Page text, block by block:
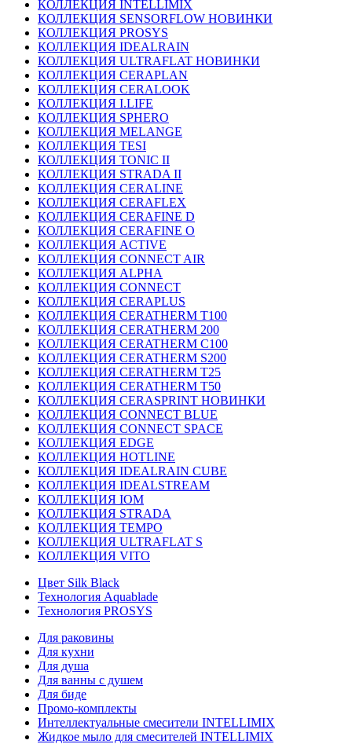
КОЛЛЕКЦИЯ INTELLIMIX
КОЛЛЕКЦИЯ SENSORFLOW НОВИНКИ
КОЛЛЕКЦИЯ PROSYS
КОЛЛЕКЦИЯ IDEALRAIN
КОЛЛЕКЦИЯ ULTRAFLAT НОВИНКИ
КОЛЛЕКЦИЯ CERAPLAN
КОЛЛЕКЦИЯ CERALOOK
КОЛЛЕКЦИЯ I.LIFE
КОЛЛЕКЦИЯ SPHERO
КОЛЛЕКЦИЯ MELANGE
КОЛЛЕКЦИЯ TESI
КОЛЛЕКЦИЯ TONIC II
КОЛЛЕКЦИЯ STRADA II
КОЛЛЕКЦИЯ CERALINE
КОЛЛЕКЦИЯ CERAFLEX
КОЛЛЕКЦИЯ CERAFINE D
КОЛЛЕКЦИЯ CERAFINE O
КОЛЛЕКЦИЯ ACTIVE
КОЛЛЕКЦИЯ CONNECT AIR
КОЛЛЕКЦИЯ ALPHA
КОЛЛЕКЦИЯ CONNECT
КОЛЛЕКЦИЯ CERAPLUS
КОЛЛЕКЦИЯ CERATHERM T100
КОЛЛЕКЦИЯ CERATHERM 200
КОЛЛЕКЦИЯ CERATHERM C100
КОЛЛЕКЦИЯ CERATHERM S200
КОЛЛЕКЦИЯ CERATHERM T25
КОЛЛЕКЦИЯ CERATHERM T50
КОЛЛЕКЦИЯ CERASPRINT НОВИНКИ
КОЛЛЕКЦИЯ CONNECT BLUE
КОЛЛЕКЦИЯ CONNECT SPACE
КОЛЛЕКЦИЯ EDGE
КОЛЛЕКЦИЯ HOTLINE
КОЛЛЕКЦИЯ IDEALRAIN CUBE
КОЛЛЕКЦИЯ IDEALSTREAM
КОЛЛЕКЦИЯ IOM
КОЛЛЕКЦИЯ STRADA
КОЛЛЕКЦИЯ TEMPO
КОЛЛЕКЦИЯ ULTRAFLAT S
КОЛЛЕКЦИЯ VITO
Цвет Silk Black
Технология Aquablade
Технология PROSYS
Для раковины
Для кухни
Для душа
Для ванны с душем
Для биде
Промо-комплекты
Интеллектуальные смесители INTELLIMIX
Жидкое мыло для смесителей INTELLIMIX